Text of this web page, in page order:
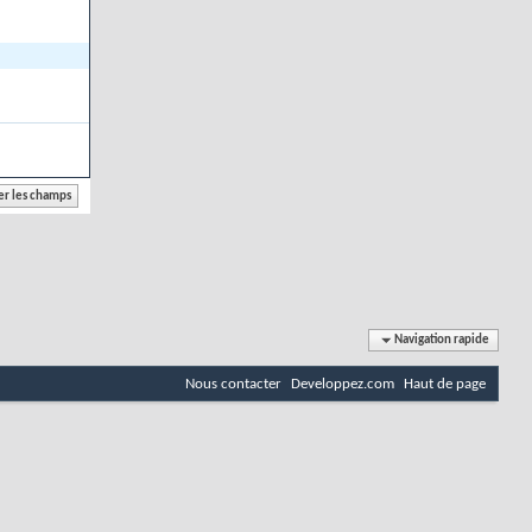
Navigation rapide
Nous contacter Developpez.com Haut de page